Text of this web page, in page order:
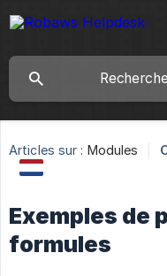
Articles sur : Modules
Exemples de
formules